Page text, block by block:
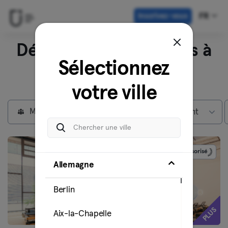
Inscrivez-vous FR
Découvrez nos studios à
Munich
Max abonnement
Sponsorisé
PLUS
Sélectionnez
votre ville
Allemagne
Berlin
Aix-la-Chapelle